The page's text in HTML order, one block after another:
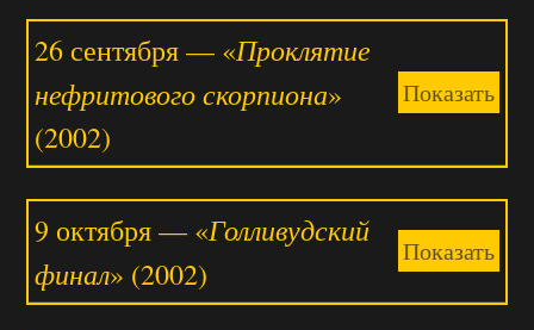
26 сентября — «Проклятие
нефритового скорпиона»
(2002)
Показать
9 октября — «Голливудский
финал» (2002)
Показать